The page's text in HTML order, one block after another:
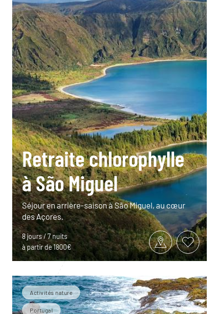
Retraite chlorophylle
à São Miguel
Séjour en arrière-saison à São Miguel, au cœur
des Açores.
8 jours / 7 nuits
à partir de 1800€
Activités nature
Portugal